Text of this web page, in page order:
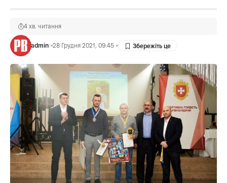
admin 28 Грудня 2021, 09:45
4 хв. читання